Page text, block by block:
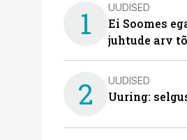
1 UUDISED
Ei Soomes
juhtude arv
2 UUDISED
Uuring: